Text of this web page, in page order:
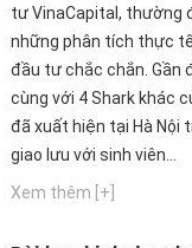
tư VinaCapital, thường
những phân tích thực
đầu tư chắc chắn. Gần
cùng với 4 Shark khác
đã xuất hiện tại Hà Nội
giao lưu với sinh viên...
Xem thêm [+]